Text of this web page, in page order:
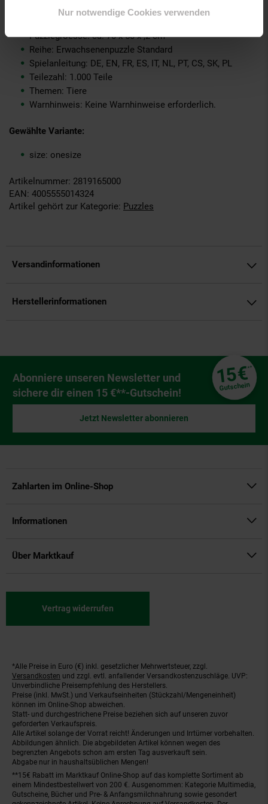
Nur notwendige Cookies verwenden
Produkttyp: Spiel
Puzzlegroesse: ca. 70 x 50 x ,2 cm
Reihe: Erwachsenenpuzzle Standard
Spielanleitung: DE, EN, FR, ES, IT, NL, PT, CS, SK, PL
Teilezahl: 1.000 Teile
Themen: Tiere
Warnhinweis: Keine Warnhinweise erforderlich.
Gewählte Variante:
size: onesize
Artikelnummer: 2819165000
EAN: 4005555014324
Artikel gehört zur Kategorie: Puzzles
Versandinformationen
Herstellerinformationen
Newsletter Anmeldung
Abonniere unseren Newsletter und
sichere dir einen 15 €**-Gutschein!
15€**
Gutschein
Jetzt Newsletter abonnieren
Zahlarten im Online-Shop
Informationen
Über Marktkauf
Vertrag widerrufen
Fußnoten
*Alle Preise in Euro (€) inkl. gesetzlicher Mehrwertsteuer, zzgl.
Versandkosten und zzgl. evtl. anfallender Versandkostenzuschläge. UVP:
Unverbindliche Preisempfehlung des Herstellers.
Preise (inkl. MwSt.) und Verkaufseinheiten (Stückzahl/Mengeneinheit)
können im Online-Shop abweichen.
Statt- und durchgestrichene Preise beziehen sich auf unseren zuvor
geforderten Verkaufspreis.
Alle Artikel solange der Vorrat reicht! Änderungen und Irrtümer vorbehalten.
Abbildungen ähnlich. Die abgebildeten Artikel können wegen des
begrenzten Angebots schon am ersten Tag ausverkauft sein.
Abgabe nur in haushaltsüblichen Mengen!
**15€ Rabatt im Marktkauf Online-Shop auf das komplette Sortiment ab
einem Mindestbestellwert von 200 €. Ausgenommen: Kategorie Multimedia,
Gutscheine, Bücher und Pre- & Anfangsmilchnahrung sowie gesondert